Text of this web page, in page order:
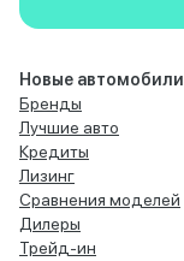
Новые автомобили
Бренды
Лучшие авто
Кредиты
Лизинг
Сравнения моделей
Дилеры
Трейд-ин